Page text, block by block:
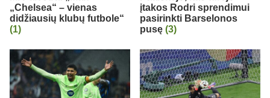
„Chelsea“ – vienas
didžiausių klubų futbole“
(1)
įtakos Rodri sprendimui
pasirinkti Barselonos
pusę (3)